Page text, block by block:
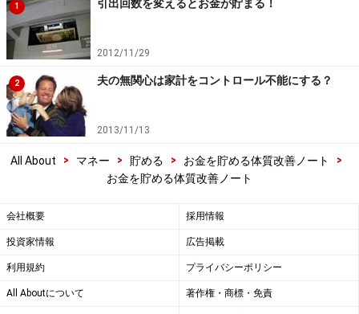
1 引出回数を変えるとお金が貯まる！
2012/11/29
2 夫の無関心は家計をコントロール不能にする？
2013/11/13
All About > マネー > 貯める > お金を貯める体質改善ノート
>
お金を貯める体質改善ノート
会社概要 採用情報
投資家情報 広告掲載
利用規約 プライバシーポリシー
All Aboutについて 著作権・商標・免責